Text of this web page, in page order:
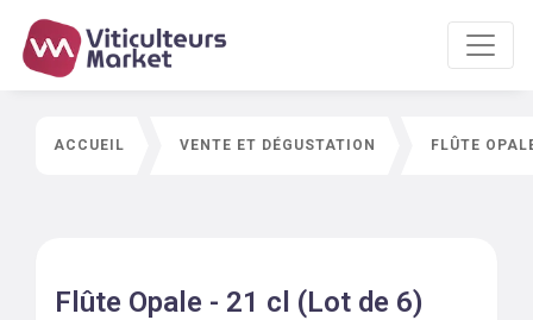
ACCUEIL VENTE ET DÉGUSTATION FLÛTE
Flûte Opale - 21 cl (Lot de 6)